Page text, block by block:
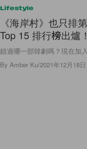
Lifestyle
《海岸村》也只排
Top 15 排行榜出爐！
錯過哪一部韓劇嗎？現在加
By Amber Ku/2021年12月18日